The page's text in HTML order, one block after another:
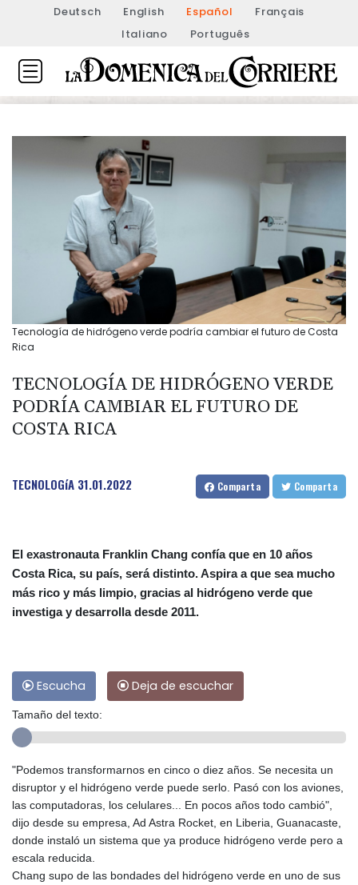
Deutsch English Español
Français
Italiano
Português
Tecnología de hidrógeno verde podría cambiar el futuro de Costa
Rica
TECNOLOGÍA DE HIDRÓGENO VERDE
PODRÍA CAMBIAR EL FUTURO DE
COSTA RICA
TECNOLOGíA 31.01.2022 Comparta Comparta
El exastronauta Franklin Chang confía que en 10 años
Costa Rica, su país, será distinto. Aspira a que sea mucho
más rico y más limpio, gracias al hidrógeno verde que
investiga y desarrolla desde 2011.
Escucha Deja de escuchar
Tamaño del texto:
"Podemos transformarnos en cinco o diez años. Se necesita un
disruptor y el hidrógeno verde puede serlo. Pasó con los aviones,
las computadoras, los celulares... En pocos años todo cambió",
dijo desde su empresa, Ad Astra Rocket, en Liberia, Guanacaste,
donde instaló un sistema que ya produce hidrógeno verde pero a
escala reducida.
Chang supo de las bondades del hidrógeno verde en uno de sus